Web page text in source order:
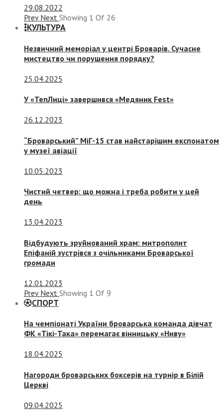
29.08.2022
Prev Next Showing 1 Of 26
КУЛЬТУРА
Незвичний меморіал у центрі Броварів. Сучасне
мистецтво чи порушення порядку?
25.04.2025
У «ТепЛиці» завершився «Медяник Fest»
26.12.2023
“Броварський” МіГ-15 став найстарішим експонатом
у музеї авіації
10.05.2023
Чистий четвер: що можна і треба робити у цей
день
13.04.2023
Відбудують зруйнований храм: митрополит
Епіфаній зустрівся з очільниками Броварської
громади
12.01.2023
Prev Next Showing 1 Of 9
СПОРТ
На чемпіонаті України броварська команда дівчат
ФК «Тікі-Така» перемагає вінницьку «Ниву»
18.04.2025
Нагороди броварських боксерів на турнір в Білій
Церкві
09.04.2025